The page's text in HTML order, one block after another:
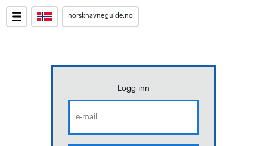
norskhavneguide.no
Logg inn